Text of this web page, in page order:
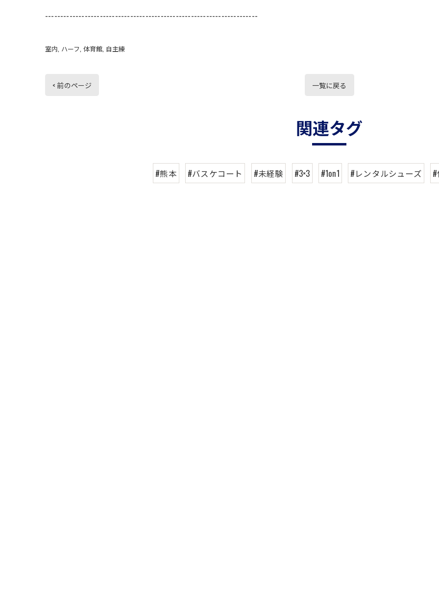
----------------------------------------------------------------------
室内 ハーフ 体育館 自主練
< 前のページ 一覧に戻る
関連タグ
#熊本 #バスケコート #未経験 #3×3 #1on1 #レンタルシューズ